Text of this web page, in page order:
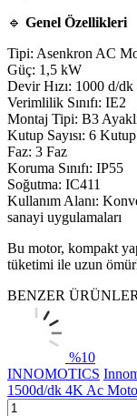
🔹 Genel Özellikleri
Tipi: Asenkron AC
Güç: 1,5 kW
Devir Hızı: 1000 d/dk
Verimlilik Sınıfı: IE2
Montaj Tipi: B3
Kutup Sayısı: 6 Kutup
Faz: 3 Faz
Koruma Sınıfı: IP55
Soğutma: IC411
Kullanım Alanı:
sanayi uygulamaları
Bu motor, kompakt
tüketimi ile uzun
BENZER ÜRÜNLER
%10
INNOMOTICS
1500d/dk 4K Ac